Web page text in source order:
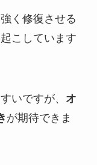
く修復させる
こしています
いですが、 オ
が期待できま